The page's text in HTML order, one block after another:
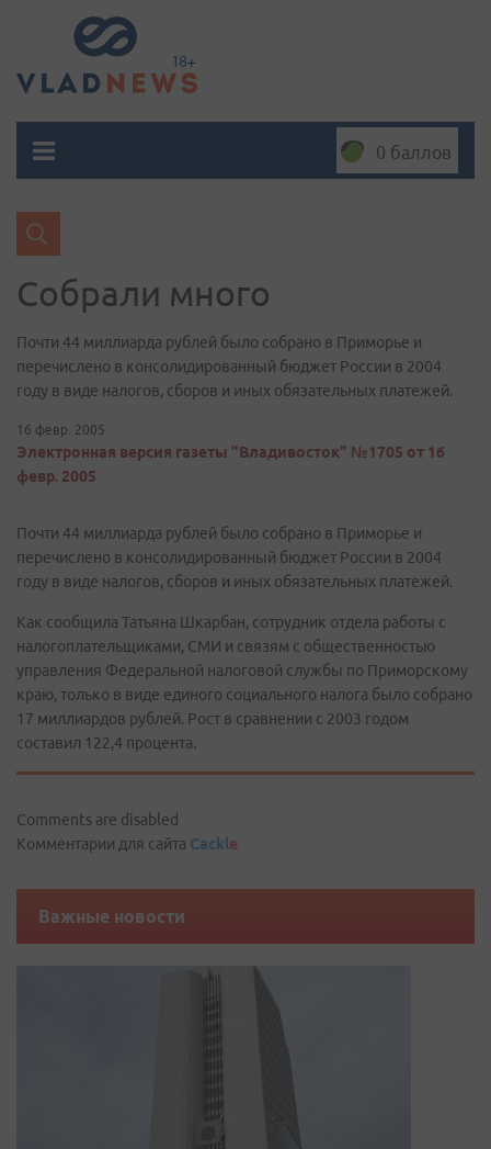
0 баллов
Собрали много
Почти 44 миллиарда рублей было собрано в Приморье и
перечислено в консолидированный бюджет России в 2004
году в виде налогов, сборов и иных обязательных платежей.
16 февр. 2005
Электронная версия газеты "Владивосток" №1705 от 16
февр. 2005
Почти 44 миллиарда рублей было собрано в Приморье и
перечислено в консолидированный бюджет России в 2004
году в виде налогов, сборов и иных обязательных платежей.
Как сообщила Татьяна Шкарбан, сотрудник отдела работы с
налогоплательщиками, СМИ и связям с общественностью
управления Федеральной налоговой службы по Приморскому
краю, только в виде единого социального налога было собрано
17 миллиардов рублей. Рост в сравнении с 2003 годом
составил 122,4 процента.
Comments are disabled
Комментарии для сайта Cackle
Важные новости